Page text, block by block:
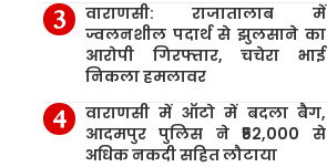
वाराणसी: राजातालाब में
ज्वलनशील पदार्थ से झुलसाने का
आरोपी गिरफ्तार, चचेरा भाई
निकला हमलावर
वाराणसी में ऑटो में बदला बैग,
आदमपुर पुलिस ने ₹52,000 से
अधिक नकदी सहित लौटाया